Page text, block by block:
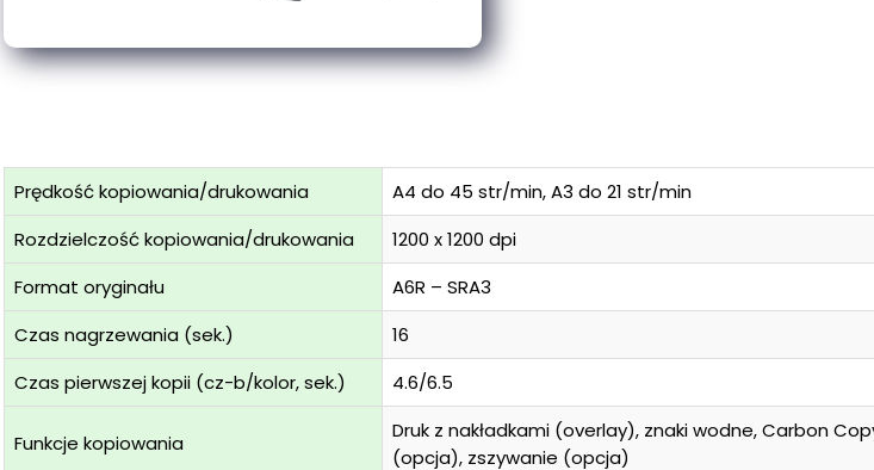
Prędkość kopiowania/drukowania
A4 do 45 str/min, A3 do 21 str/min
Rozdzielczość kopiowania/drukowania
1200 x 1200 dpi
Format oryginału
A6R – SRA3
Czas nagrzewania (sek.)
16
Czas pierwszej kopii (cz-b/kolor, sek.)
4.6/6.5
Funkcje kopiowania
Druk z nakładkami (overlay), znaki wodne, Carbon
(opcja), zszywanie (opcja)